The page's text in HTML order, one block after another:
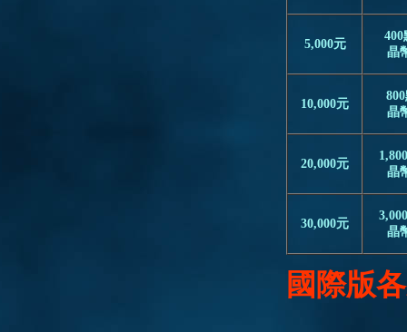
5,000元
400
晶
10,000元
晶
20,000元
晶
30,000元
晶
國際版